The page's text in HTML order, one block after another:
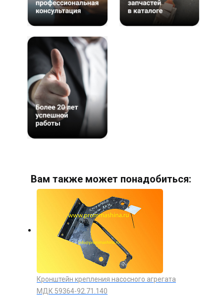
Вам также может понадобиться:
Кронштейн крепления насосного агрегата
МДК 59364-92.71.140